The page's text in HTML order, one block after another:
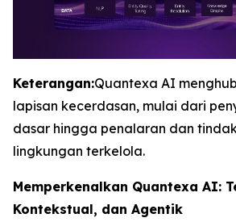
Keterangan:Quantexa AI
lapisan kecerdasan, mulai dari
dasar hingga penalaran dan
lingkungan terkelola.
Memperkenalkan Quantexa AI:
Kontekstual, dan Agentik